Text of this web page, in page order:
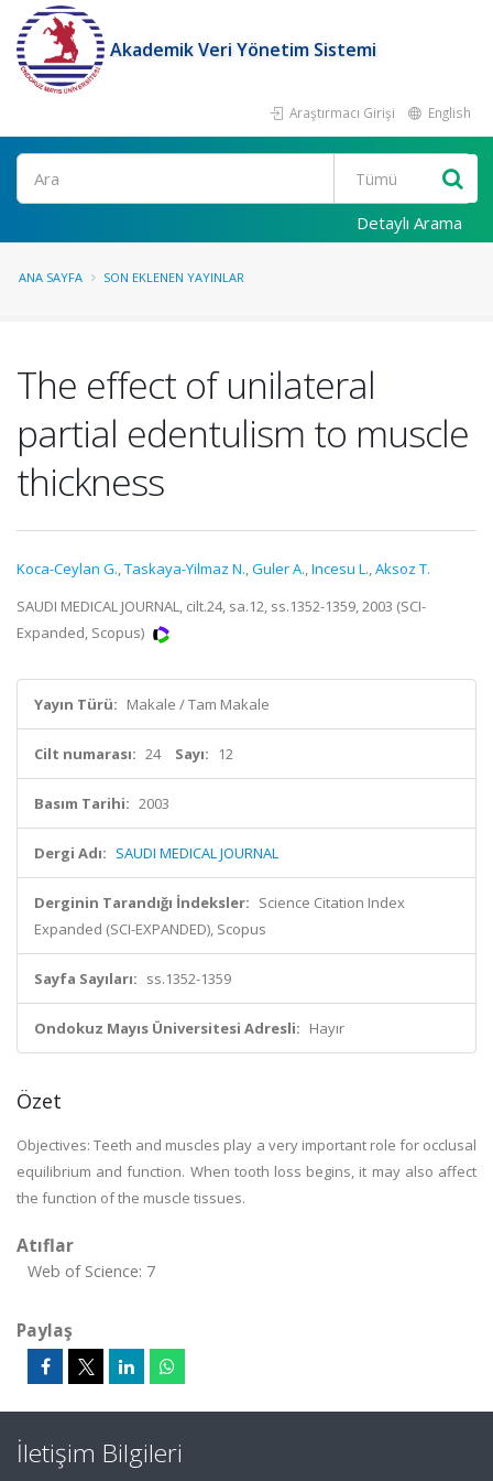
Akademik Veri Yönetim Sistemi
Araştırmacı Girişi English
Ara
Detaylı Arama
ANA SAYFA SON EKLENEN YAYINLAR
The effect of unilateral
partial edentulism to muscle
thickness
Koca-Ceylan G.,Taskaya-Yilmaz N.,Guler A.,Incesu L.,Aksoz T.
SAUDI MEDICAL JOURNAL, cilt.24, sa.12, ss.1352-1359, 2003 (SCI-
Expanded, Scopus)
Yayın Türü: Makale / Tam Makale
Cilt numarası: 24 Sayı: 12
Basım Tarihi: 2003
Dergi Adı: SAUDI MEDICAL JOURNAL
Derginin Tarandığı İndeksler: Science Citation Index
Expanded (SCI-EXPANDED), Scopus
Sayfa Sayıları: ss.1352-1359
Ondokuz Mayıs Üniversitesi Adresli: Hayır
Özet
Objectives: Teeth and muscles play a very important role for occlusal
equilibrium and function. When tooth loss begins, it may also affect
the function of the muscle tissues.
Atıflar
Web of Science: 7
Paylaş
İletişim Bilgileri